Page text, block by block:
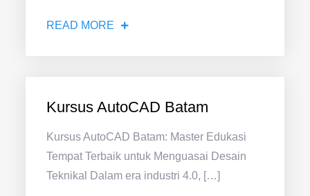
READ MORE
Kursus AutoCAD Batam
Kursus AutoCAD Batam: Master Edukasi
Tempat Terbaik untuk Menguasai Desain
Teknikal Dalam era industri 4.0, […]